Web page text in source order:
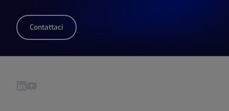
Contattaci